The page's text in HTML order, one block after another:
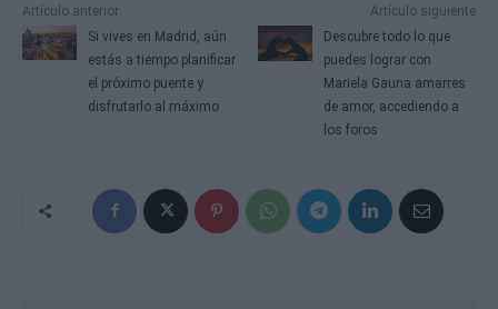
Artículo anterior
Si vives en Madrid, aún
estás a tiempo planificar
el próximo puente y
disfrutarlo al máximo
Artículo siguiente
Descubre todo lo que
puedes lograr con
Mariela Gauna amarres
de amor, accediendo a
los foros